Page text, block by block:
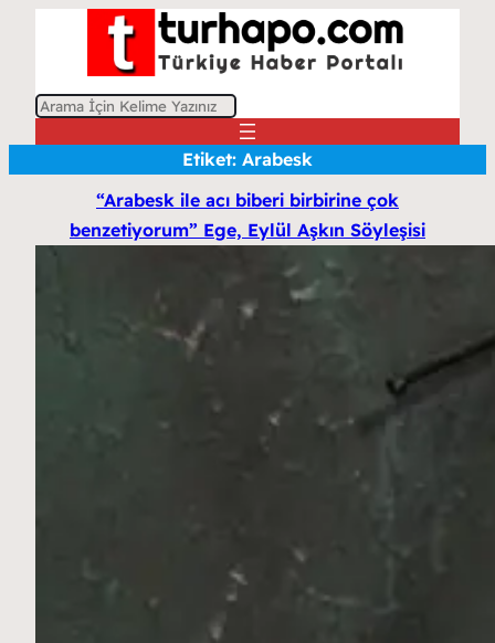
A
Etiket: Arabesk
“Arabesk ile acı biberi birbirine çok
benzetiyorum” Ege, Eylül Aşkın Söyleşisi